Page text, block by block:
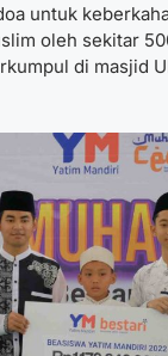
untuk
oleh sekitar
di masjid